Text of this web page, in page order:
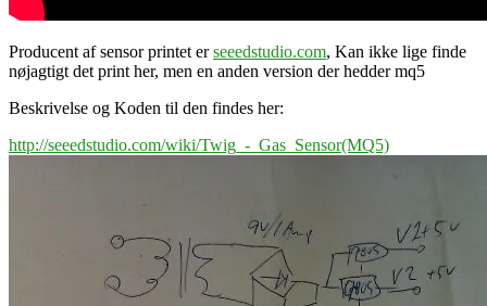
Producent af sensor printet erseeedstudio.com, Kan ikke lige finde
nøjagtigt det print her, men en anden version der hedder mq5
Beskrivelse og Koden til den findes her:
http://seeedstudio.com/wiki/Twig_-_Gas_Sensor(MQ5)